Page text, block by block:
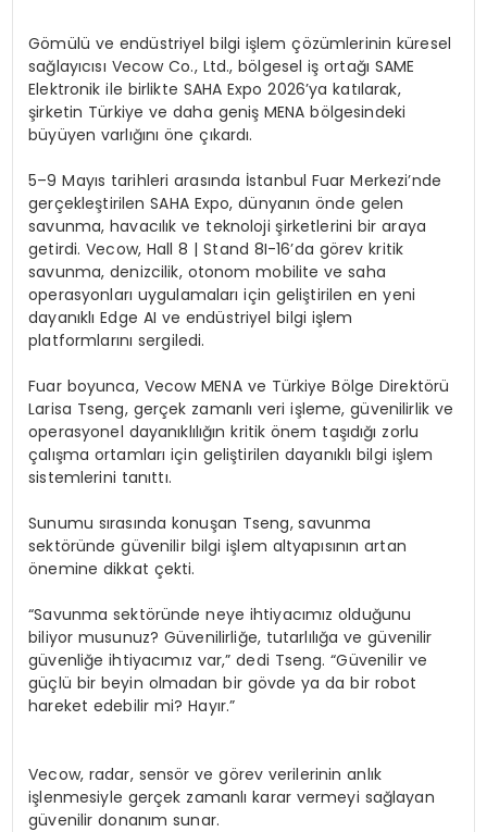
Gömülü ve endüstriyel bilgi işlem çözümlerinin küresel
sağlayıcısı Vecow Co., Ltd., bölgesel iş ortağı SAME
Elektronik ile birlikte SAHA Expo 2026’ya katılarak,
şirketin Türkiye ve daha geniş MENA bölgesindeki
büyüyen varlığını öne çıkardı.
5–9 Mayıs tarihleri arasında İstanbul Fuar Merkezi’nde
gerçekleştirilen SAHA Expo, dünyanın önde gelen
savunma, havacılık ve teknoloji şirketlerini bir araya
getirdi.Vecow, Hall 8 |Stand 8I-16’da görev kritik
savunma, denizcilik, otonom mobilite ve saha
operasyonları uygulamaları için geliştirilen en yeni
dayanıklıEdge AI ve endüstriyel bilgi işlem
platformlarını sergiledi.
Fuar boyunca, VecowMENA ve Türkiye Bölge Direktörü
Larisa Tseng, gerçek zamanlı veri işleme, güvenilirlik ve
operasyonel dayanıklılığın kritik önem taşıdığı zorlu
çalışma ortamları için geliştirilen dayanıklı bilgi işlem
sistemlerini tanıttı.
Sunumu sırasında konuşan Tseng, savunma
sektöründe güvenilir bilgi işlem altyapısının artan
önemine dikkat çekti.
“Savunma sektöründe neye ihtiyacımız olduğunu
biliyor musunuz? Güvenilirliğe, tutarlılığa ve güvenilir
güvenliğe ihtiyacımız var,” dedi Tseng. “Güvenilir ve
güçlü bir beyin olmadan bir gövde ya da bir robot
hareket edebilir mi? Hayır.”
Vecow, radar, sensör ve görev verilerinin anlık
işlenmesiyle gerçek zamanlı karar vermeyi sağlayan
güvenilir donanım sunar.